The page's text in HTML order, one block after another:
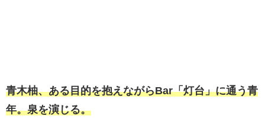
青木柚、ある目的を抱えながらBar「灯台」に通う青
年。泉を演じる。